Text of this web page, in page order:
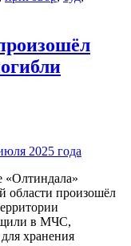
«Олтиндала»
области произошёл
в МЧС,
хранения